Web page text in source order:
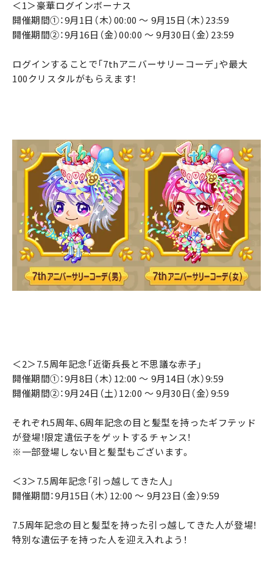
＜1＞豪華ログインボーナス
開催期間①：9月1日（木）00:00 ～ 9月15日（木）23:59
開催期間②：9月16日（金）00:00 ～ 9月30日（金）23:59
ログインすることで「7thアニバーサリーコーデ」や最大
100クリスタルがもらえます！
＜2＞7.5周年記念「近衛兵長と不思議な赤子」
開催期間①：9月8日（木）12:00 ～ 9月14日（水）9:59
開催期間②：9月24日（土）12:00 ～ 9月30日（金）9:59
それぞれ5周年、6周年記念の目と髪型を持ったギフテッド
が登場！限定遺伝子をゲットするチャンス！
※一部登場しない目と髪型もございます。
＜3＞7.5周年記念「引っ越してきた人」
開催期間：9月15日（木）12:00 ～ 9月23日（金）9:59
7.5周年記念の目と髪型を持った引っ越してきた人が登場！
特別な遺伝子を持った人を迎え入れよう！